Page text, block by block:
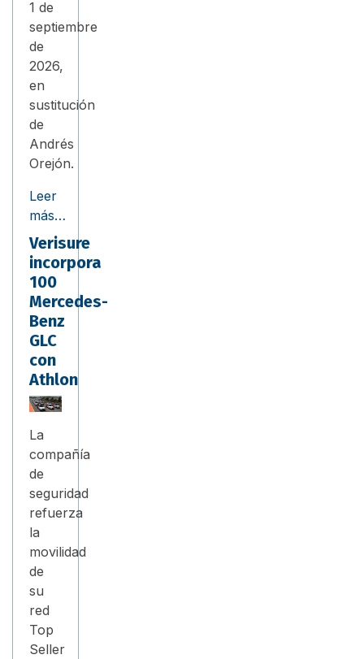
1 de
septiembre
de
2026,
en
sustitución
de
Andrés
Orejón.
Leer
más…
Verisure
incorpora
100
Mercedes-
Benz
GLC
con
Athlon
La
compañía
de
seguridad
refuerza
la
movilidad
de
su
red
Top
Seller